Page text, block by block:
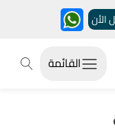
الأن
القائمة